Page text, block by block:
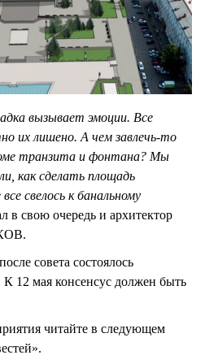
вызывает эмоции. Все
их лишено. А чем завлечь-то
транзита и фонтана? Мы
как сделать площадь
свелось к банальному
в свою очередь и архитектор
совета состоялось
К 12 мая консенсус должен быть
читайте в следующем